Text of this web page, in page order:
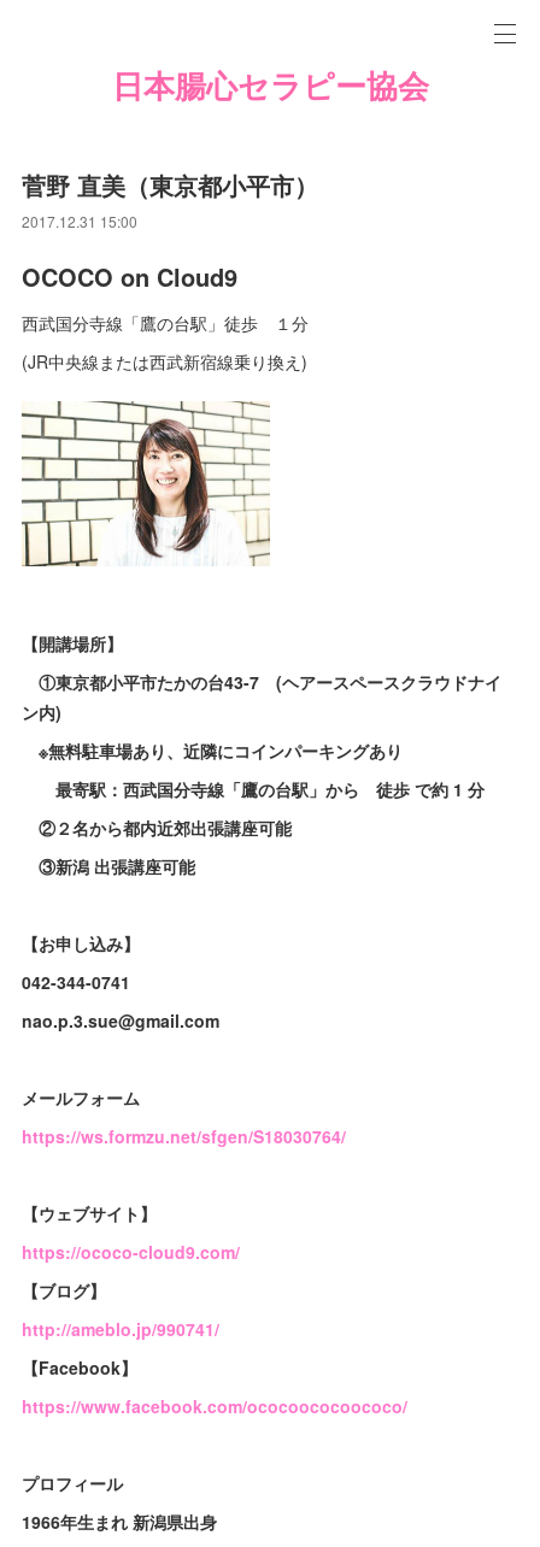
日本腸心セラピー協会
菅野 直美（東京都小平市）
2017.12.31 15:00
OCOCO on Cloud9
西武国分寺線「鷹の台駅」徒歩 １分
(JR中央線または西武新宿線乗り換え)
【開講場所】
①東京都小平市たかの台43-7 (ヘアースペースクラウドナイ
ン内)
※無料駐車場あり、近隣にコインパーキングあり
最寄駅：西武国分寺線「鷹の台駅」から 徒歩 で約 1 分
②２名から都内近郊出張講座可能
③新潟 出張講座可能
​【お申し込み】
042-344-0741
nao.p.3.sue@gmail.com
メールフォーム
https://ws.formzu.net/sfgen/S18030764/
【ウェブサイト】
https://ococo-cloud9.com/
【ブログ】
http://ameblo.jp/990741/
【Facebook】
https://www.facebook.com/ococoococoococo/
プロフィール
1966年生まれ 新潟県出身